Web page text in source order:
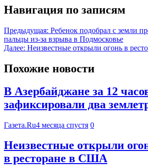
Навигация по записям
Предыдущая: Ребенок подобрал с земли
пальцы из-за взрыва в Подмосковье
Далее: Неизвестные открыли огонь в
Похожие новости
В Азербайджане за 12
зафиксировали два
Газета.Ru4 месяца спустя 0
Неизвестные открыли
в ресторане в США